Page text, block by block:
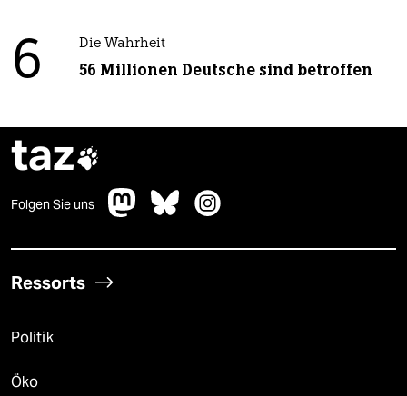
6 Die Wahrheit
56 Millionen Deutsche sind betroffen
taz
Folgen Sie uns
Ressorts
Politik
Öko